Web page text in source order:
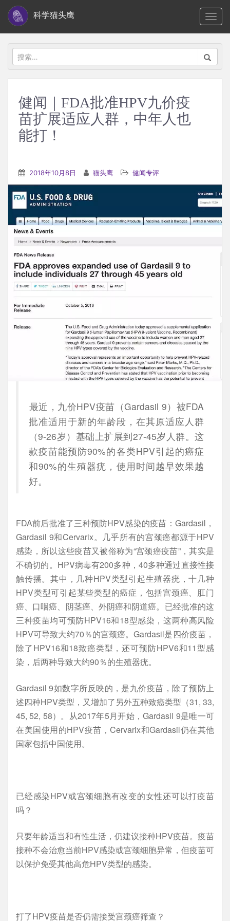
i
科学猫头鹰
搜
索：
健闻｜FDA批准HPV九价疫
苗扩展适应人群，中年人也
能打！
2018年10月8日 猫头鹰 健闻专评
最近，九价HPV疫苗（Gardasil 9）被FDA
批准适用于新的年龄段，在其原适应人群
（9-26岁）基础上扩展到27-45岁人群。这
款疫苗能预防90%的各类HPV引起的癌症
和90%的生殖器疣，使用时间越早效果越
好。
FDA前后批准了三种预防HPV感染的疫苗：Gardasil，
Gardasil 9和Cervarix。几乎所有的宫颈癌都源于HPV
感染，所以这些疫苗又被俗称为“宫颈癌疫苗”，其实是
不确切的。HPV病毒有200多种，40多种通过直接性接
触传播。其中，几种HPV类型引起生殖器疣，十几种
HPV类型可引起某些类型的癌症，包括宫颈癌、肛门
癌、口咽癌、阴茎癌、外阴癌和阴道癌。已经批准的这
三种疫苗均可预防HPV16和18型感染，这两种高风险
HPV可导致大约70％的宫颈癌。Gardasil是四价疫苗，
除了HPV16和18致癌类型，还可预防HPV6和11型感
染，后两种导致大约90％的生殖器疣。
Gardasil 9如数字所反映的，是九价疫苗，除了预防上
述四种HPV类型，又增加了另外五种致癌类型（31, 33,
45, 52, 58）。从2017年5月开始，Gardasil 9是唯一可
在美国使用的HPV疫苗，Cervarix和Gardasil仍在其他
国家包括中国使用。
已经感染HPV或宫颈细胞有改变的女性还可以打疫苗
吗？
只要年龄适当和有性生活，仍建议接种HPV疫苗。疫苗
接种不会治愈当前HPV感染或宫颈细胞异常，但疫苗可
以保护免受其他高危HPV类型的感染。
打了HPV疫苗是否仍需接受宫颈癌筛查？